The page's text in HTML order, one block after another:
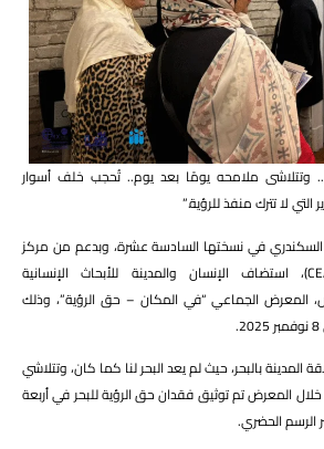
وتتلاشى ملامحه يومًا بعد يوم.. تُحجب خلف أسوار
لا تترك منفذ للرؤية.”
السكندري في نسختها السادسة عشرة، وبدعم من مركز
الدراسات السكندرية (CEAlex)، استضاف الإنسان والمدينة للأبحاث الإنسانية
المعرض الجماعي “في المكان – حق الرؤية”، وذلك
المدينة بالبحر، حيث لم يعد البحر لنا كما كان، وتتلاشي
المعرض تم توثيق فقدان حق الرؤية للبحر في أربعة
الرسم الحضري.